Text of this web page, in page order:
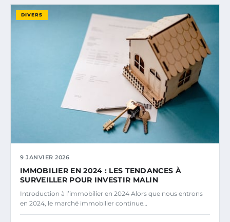
DIVERS
9 JANVIER 2026
IMMOBILIER EN 2024 : LES TENDANCES À
SURVEILLER POUR INVESTIR MALIN
Introduction à l’immobilier en 2024 Alors que nous entrons
en 2024, le marché immobilier continue…